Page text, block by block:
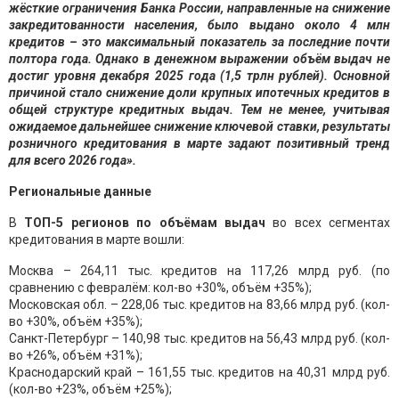
жёсткие ограничения Банка России, направленные на снижение
закредитованности населения, было выдано около 4 млн
кредитов – это максимальный показатель за последние почти
полтора года. Однако в денежном выражении объём выдач не
достиг уровня декабря 2025 года (1,5 трлн рублей). Основной
причиной стало снижение доли крупных ипотечных кредитов в
общей структуре кредитных выдач. Тем не менее, учитывая
ожидаемое дальнейшее снижение ключевой ставки, результаты
розничного кредитования в марте задают позитивный тренд
для всего 2026 года».
Региональные данные
В ТОП-5 регионов по объёмам выдач во всех сегментах
кредитования в марте вошли:
Москва – 264,11 тыс. кредитов на 117,26 млрд руб. (по
сравнению с февралём: кол-во +30%, объём +35%);
Московская обл. – 228,06 тыс. кредитов на 83,66 млрд руб. (кол-
во +30%, объём +35%);
Санкт-Петербург – 140,98 тыс. кредитов на 56,43 млрд руб. (кол-
во +26%, объём +31%);
Краснодарский край – 161,55 тыс. кредитов на 40,31 млрд руб.
(кол-во +23%, объём +25%);